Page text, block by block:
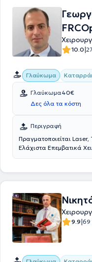
10.0|
Γλαύκωμα
Γλαύκωμα40€
Δες όλα τα κόστη
Περιγραφή
Πραγματοποιείται
Ελάχιστα Επεμβατικά
9.9|69